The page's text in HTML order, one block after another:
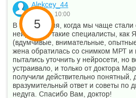
5
Alekcey_44
7 июля, 10:00
В наше время, когда мы чаще стали
нейросети, такие специалисты, как
(вдумчивые, внимательные,
жена обратилась со снимком МРТ и
пытались уточнить у нейросети, но
устраивало, и только от доктора
получили действительно понятный,
вразумительный ответ и советы по
недуга. Спасибо Вам, доктор!